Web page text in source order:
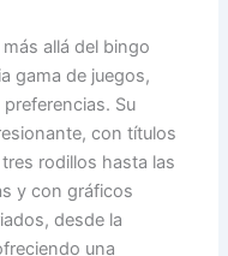
allá del bingo
gama de juegos,
Su
con títulos
rodillos hasta las
y con gráficos
desde la
una